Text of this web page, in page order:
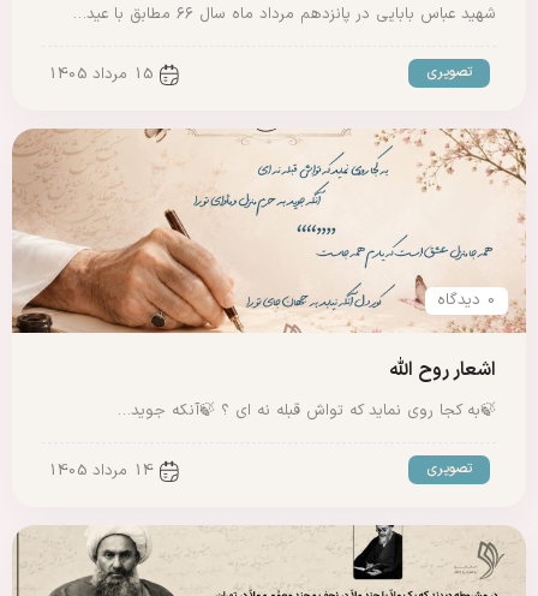
شهید عباس بابایی در پانزدهم مرداد ماه سال ۶۶ مطابق با عید…
تصویری 15 مرداد 1405
0 دیدگاه
اشعار روح الله
🍃به کجا روی نماید که تواش قبله نه ای ؟ 🍃آنکه جوید…
تصویری 14 مرداد 1405